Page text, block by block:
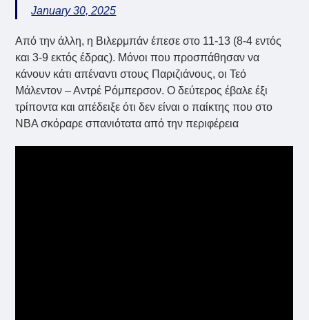
January 30, 2025
Από την άλλη, η Βιλερμπάν έπεσε στο 11-13 (8-4 εντός
και 3-9 εκτός έδρας). Μόνοι που προσπάθησαν να
κάνουν κάτι απέναντι στους Παριζιάνους, οι Τεό
Μάλεντον – Αντρέ Ρόμπερσον. Ο δεύτερος έβαλε έξι
τρίποντα και απέδειξε ότι δεν είναι ο παίκτης που στο
NBA σκόραρε σπανιότατα από την περιφέρεια